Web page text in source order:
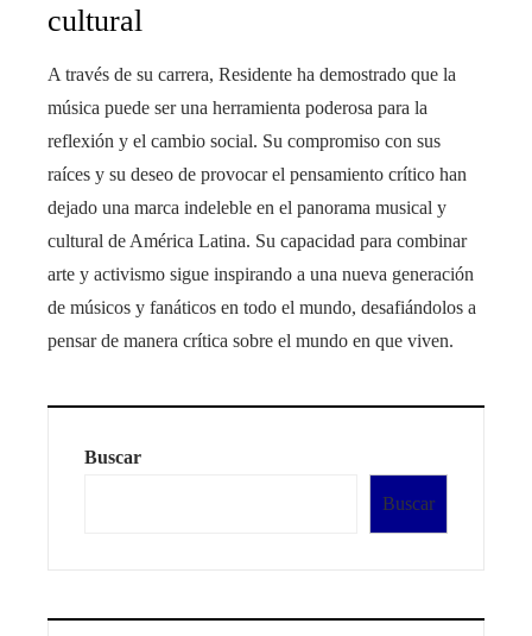
cultural
A través de su carrera, Residente ha demostrado que la
música puede ser una herramienta poderosa para la
reflexión y el cambio social. Su compromiso con sus
raíces y su deseo de provocar el pensamiento crítico han
dejado una marca indeleble en el panorama musical y
cultural de América Latina. Su capacidad para combinar
arte y activismo sigue inspirando a una nueva generación
de músicos y fanáticos en todo el mundo, desafiándolos a
pensar de manera crítica sobre el mundo en que viven.
Buscar
Buscar